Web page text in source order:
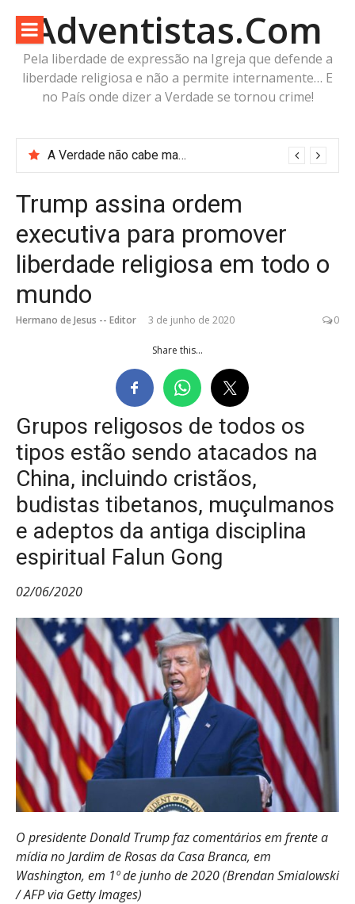
para
conteúdo
Adventistas.Com
Pela liberdade de expressão na Igreja que defende a
liberdade religiosa e não a permite internamente… E
no País onde dizer a Verdade se tornou crime!
A Verdade não cabe mais no arquivo da censura da IASD
Antes do livro RECLAIMING THE PROPHET: O Adventistas.Com já estava fazendo as mesmas perguntas
Trump assina ordem
executiva para promover
liberdade religiosa em todo o
mundo
Hermano de Jesus -- Editor 3 de junho de 2020 0
Share this...
Grupos religosos de todos os
tipos estão sendo atacados na
China, incluindo cristãos,
budistas tibetanos, muçulmanos
e adeptos da antiga disciplina
espiritual Falun Gong
02/06/2020
O presidente Donald Trump faz comentários em frente a
mídia no Jardim de Rosas da Casa Branca, em
Washington, em 1º de junho de 2020 (Brendan Smialowski
/ AFP via Getty Images)